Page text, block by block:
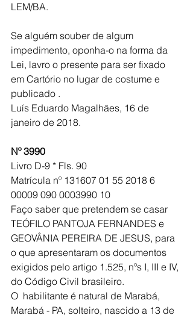
LEM/BA.
Se alguém souber de algum
impedimento, oponha-o na forma da
Lei, lavro o presente para ser fixado
em Cartório no lugar de costume e
publicado .
Luís Eduardo Magalhães, 16 de
janeiro de 2018.
Nº 3990
Livro D-9 * Fls. 90
Matrícula nº 131607 01 55 2018 6
00009 090 0003990 10
Faço saber que pretendem se casar
TEÓFILO PANTOJA FERNANDES e
GEOVÂNIA PEREIRA DE JESUS, para
o que apresentaram os documentos
exigidos pelo artigo 1.525, nºs I, III e IV,
do Código Civil brasileiro.
O  habilitante é natural de Marabá,
Marabá - PA, solteiro, nascido a 13 de